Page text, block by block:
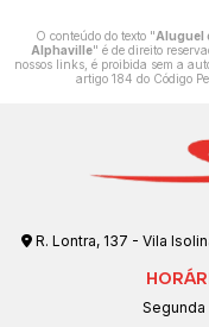
O conteúdo do texto "Aluguel
Alphaville" é de direito
nossos links, é proibida sem a
artigo 184 do Código
R. Lontra, 137 - Vila
Segunda